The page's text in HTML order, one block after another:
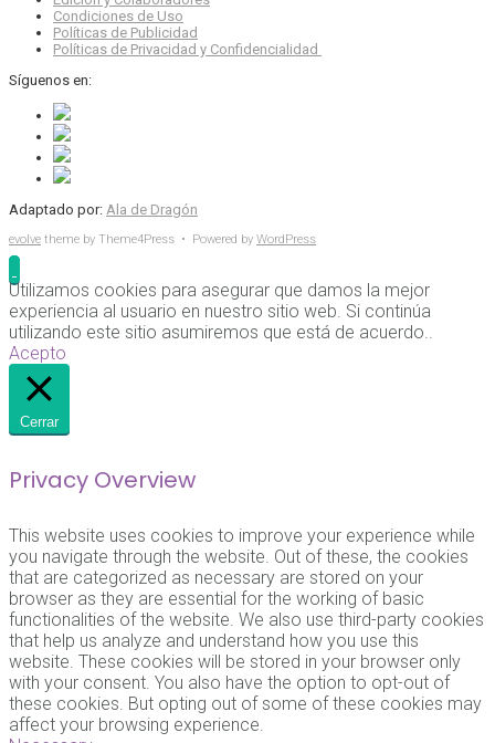
Condiciones de Uso
Políticas de Publicidad
Políticas de Privacidad y Confidencialidad
Síguenos en:
Adaptado por: Ala de Dragón
evolve theme by Theme4Press • Powered by WordPress
Utilizamos cookies para asegurar que damos la mejor
experiencia al usuario en nuestro sitio web. Si continúa
utilizando este sitio asumiremos que está de acuerdo..
Acepto
Cerrar
Privacy Overview
This website uses cookies to improve your experience while
you navigate through the website. Out of these, the cookies
that are categorized as necessary are stored on your
browser as they are essential for the working of basic
functionalities of the website. We also use third-party cookies
that help us analyze and understand how you use this
website. These cookies will be stored in your browser only
with your consent. You also have the option to opt-out of
these cookies. But opting out of some of these cookies may
affect your browsing experience.